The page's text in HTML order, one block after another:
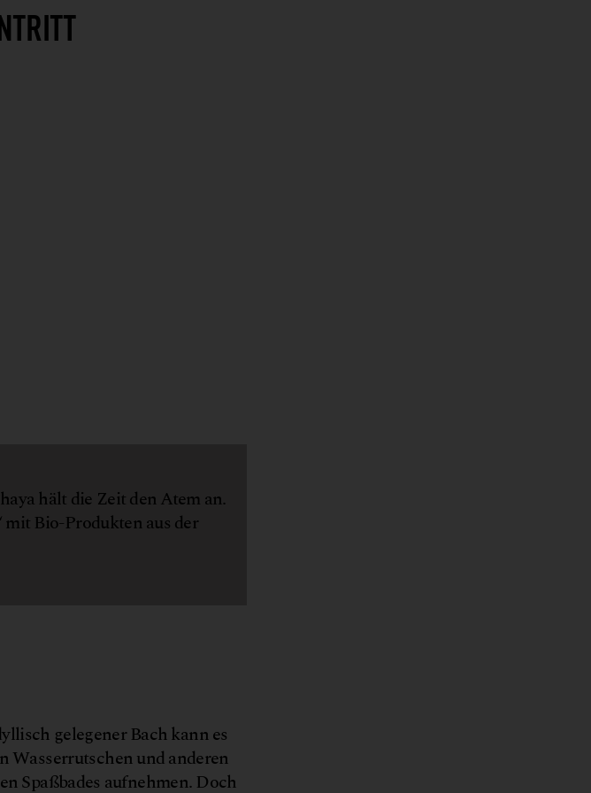
hält die Zeit den Atem an.
mit Bio-Produkten aus der
gelegener Bach kann es
Wasserrutschen und anderen
Spaßbades aufnehmen. Doch